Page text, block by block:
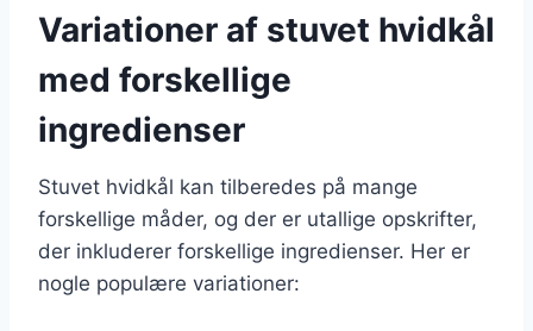
Variationer af stuvet hvidkål
med forskellige
ingredienser
Stuvet hvidkål kan tilberedes på mange
forskellige måder, og der er utallige opskrifter,
der inkluderer forskellige ingredienser. Her er
nogle populære variationer: